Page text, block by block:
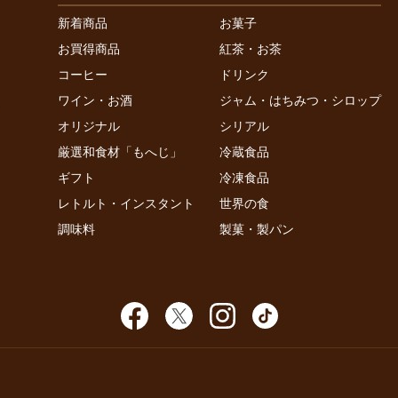
新着商品
お菓子
お買得商品
紅茶・お茶
コーヒー
ドリンク
ワイン・お酒
ジャム・はちみつ・シロップ
オリジナル
シリアル
厳選和食材「もへじ」
冷蔵食品
ギフト
冷凍食品
レトルト・インスタント
世界の食
調味料
製菓・製パン